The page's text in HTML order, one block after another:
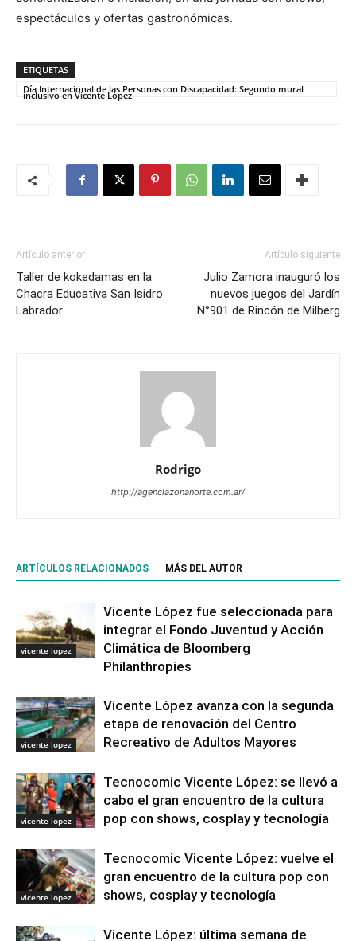
espectáculos y ofertas gastronómicas.
ETIQUETAS
Día Internacional de las Personas con Discapacidad: Segundo mural
inclusivo en Vicente López
Artículo anterior
Taller de kokedamas en la
Chacra Educativa San Isidro
Labrador
Artículo siguiente
Julio Zamora inauguró los
nuevos juegos del Jardín
N°901 de Rincón de Milberg
Rodrigo
http://agenciazonanorte.com.ar/
ARTÍCULOS RELACIONADOS MÁS DEL AUTOR
vicente lopez
Vicente López fue seleccionada para
integrar el Fondo Juventud y Acción
Climática de Bloomberg
Philanthropies
vicente lopez
Vicente López avanza con la segunda
etapa de renovación del Centro
Recreativo de Adultos Mayores
vicente lopez
Tecnocomic Vicente López: se llevó a
cabo el gran encuentro de la cultura
pop con shows, cosplay y tecnología
vicente lopez
Tecnocomic Vicente López: vuelve el
gran encuentro de la cultura pop con
shows, cosplay y tecnología
Vicente López: última semana de